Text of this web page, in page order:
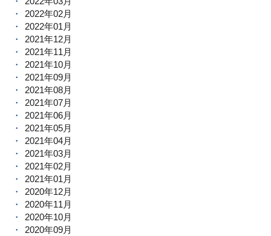
2022年02月
2022年01月
2021年12月
2021年11月
2021年10月
2021年09月
2021年08月
2021年07月
2021年06月
2021年05月
2021年04月
2021年03月
2021年02月
2021年01月
2020年12月
2020年11月
2020年10月
2020年09月